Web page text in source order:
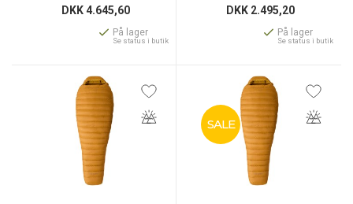
DKK4.645,60
På lager
Se status i butik
DKK 2.495,20
På lager
Se status i butik
SALE